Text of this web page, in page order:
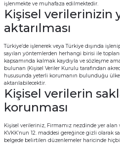
işlenmekte ve muhafaza edilmektedir.
Kişisel verilerinizin
aktarılması
Türkiye’de işlenerek veya Türkiye dışında
sayılan yöntemlerden herhangi birisi ile
kapsamında kalmak kaydıyla ve sözleşme
bulunan (Kişisel Veriler Kurulu tarafından
hususunda yeterli korumanın bulunduğu
aktarılabilecektir.
Kişisel verilerin
korunması
Kişisel verileriniz, Firmamız nezdinde yer alan
KVKK’nun 12. maddesi gereğince gizli olarak
belgede belirtilen düzenlemeler haricinde